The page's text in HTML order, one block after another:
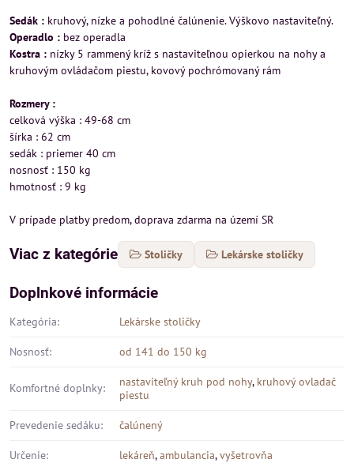
Sedák : kruhový, nízke a pohodlné čalúnenie. Výškovo nastaviteľný.
Operadlo : bez operadla
Kostra : nízky 5 rammený kríž s nastaviteľnou opierkou na nohy a
kruhovým ovládačom piestu, kovový pochrómovaný rám
Rozmery :
celková výška : 49-68 cm
šírka : 62 cm
sedák : priemer 40 cm
nosnosť : 150 kg
hmotnosť : 9 kg
V prípade platby predom, doprava zdarma na území SR
Viac z kategórie Stoličky Lekárske stoličky
Doplnkové informácie
Kategória: Lekárske stoličky
Nosnosť: od 141 do 150 kg
Komfortné doplnky: nastaviteľný kruh pod nohy, kruhový ovladač
piestu
Prevedenie sedáku: čalúnený
Určenie: lekáreň,ambulancia,vyšetrovňa